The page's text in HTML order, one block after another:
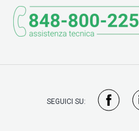
SEGUICI SU: